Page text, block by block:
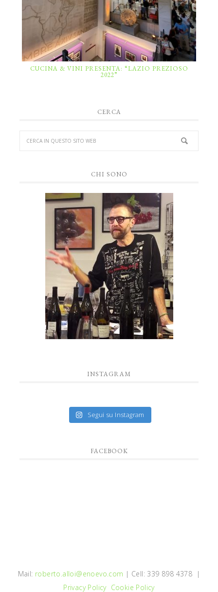
CUCINA & VINI PRESENTA: “LAZIO PREZIOSO
2022”
CERCA
CHI SONO
INSTAGRAM
Segui su Instagram
FACEBOOK
Mail: roberto.alloi@enoevo.com | Cell: 339 898 4378 |
Privacy Policy Cookie Policy